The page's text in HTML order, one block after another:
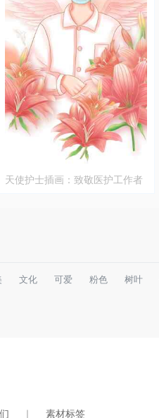
天使护士插画：致敬医护工作者
文化 可爱 粉色 树叶
｜ 素材标签